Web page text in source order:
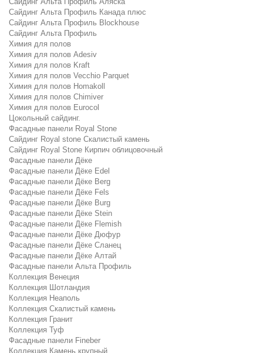
Сайдинг Альта Профиль Канада плюс
Сайдинг Альта Профиль Blockhouse
Сайдинг Альта Профиль
Химия для полов
Химия для полов Adesiv
Химия для полов Kraft
Химия для полов Vecchio Parquet
Химия для полов Homakoll
Химия для полов Chimiver
Химия для полов Eurocol
Цокольный сайдинг.
Фасадные панели Royal Stone
Сайдинг Royal stone Скалистый камень
Сайдинг Royal Stone Кирпич облицовочный
Фасадные панели Дёке
Фасадные панели Дёке Edel
Фасадные панели Дёке Berg
Фасадные панели Дёке Fels
Фасадные панели Дёке Burg
Фасадные панели Дёке Stein
Фасадные панели Дёке Flemish
Фасадные панели Дёке Дюфур
Фасадные панели Дёке Сланец
Фасадные панели Дёке Алтай
Фасадные панели Альта Профиль
Коллекция Венеция
Коллекция Шотландия
Коллекция Неаполь
Коллекция Скалистый камень
Коллекция Гранит
Коллекция Туф
Фасадные панели Fineber
Коллекция Камень крупный